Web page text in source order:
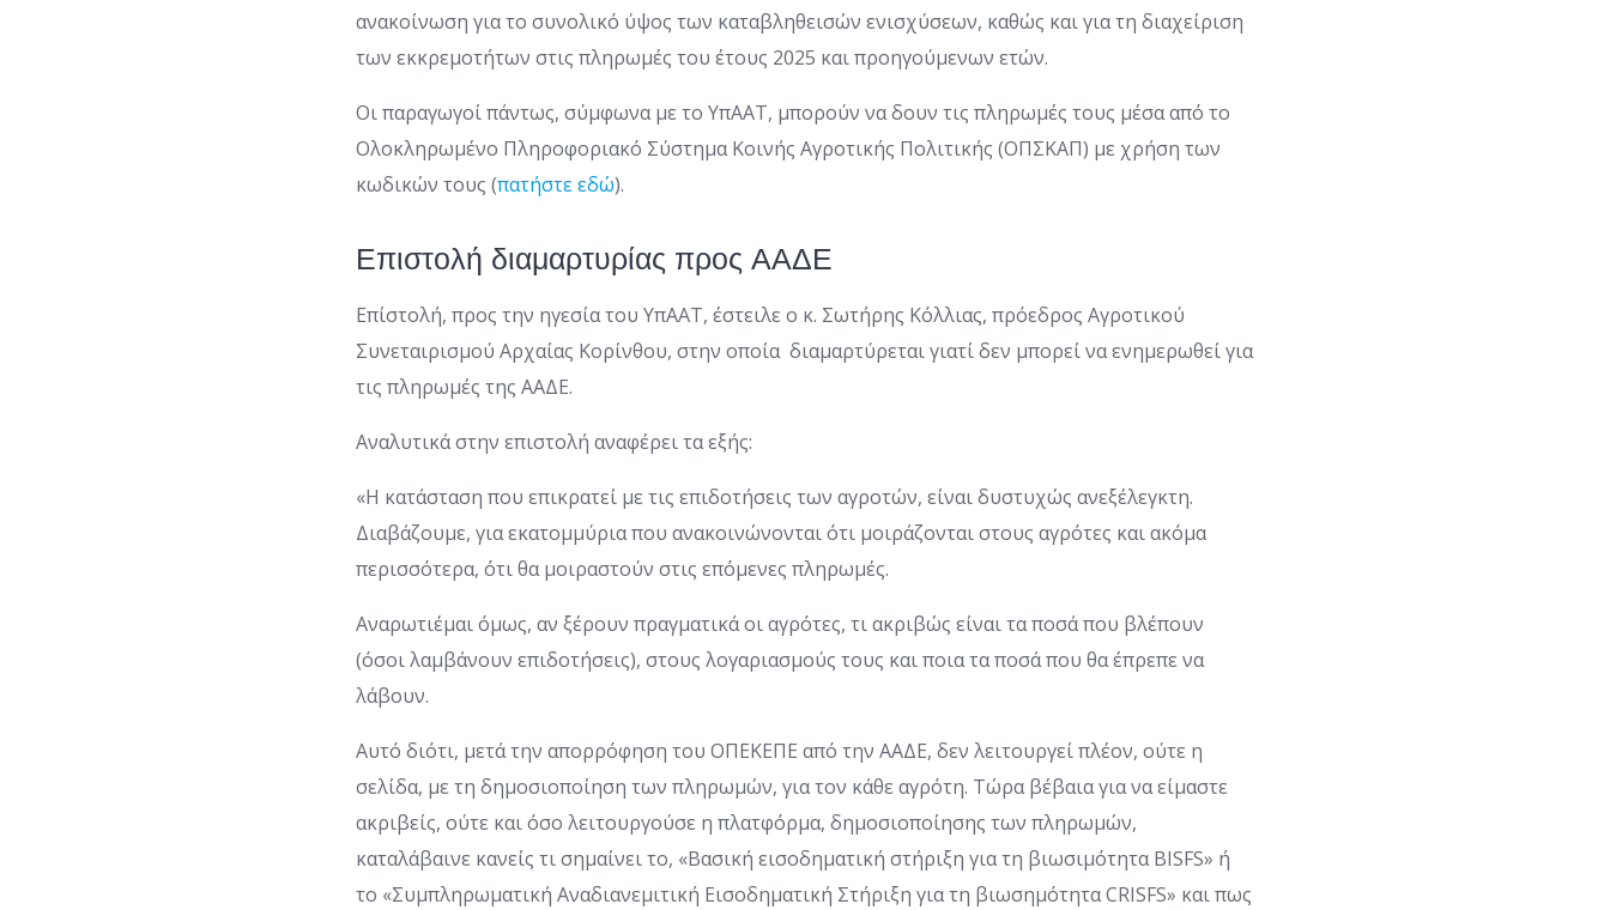
ανακοίνωση για το συνολικό ύψος των καταβληθεισών ενισχύσεων, καθώς και για τη διαχείριση
των εκκρεμοτήτων στις πληρωμές του έτους 2025 και προηγούμενων ετών.
Οι παραγωγοί πάντως, σύμφωνα με το ΥπΑΑΤ, μπορούν να δουν τις πληρωμές τους μέσα από το
Ολοκληρωμένο Πληροφοριακό Σύστημα Κοινής Αγροτικής Πολιτικής (ΟΠΣΚΑΠ) με χρήση των
κωδικών τους (πατήστε εδώ).
Επιστολή διαμαρτυρίας προς ΑΑΔΕ
Επίστολή, προς την ηγεσία του ΥπΑΑΤ, έστειλε ο κ. Σωτήρης Κόλλιας, πρόεδρος Αγροτικού
Συνεταιρισμού Αρχαίας Κορίνθου, στην οποία διαμαρτύρεται γιατί δεν μπορεί να ενημερωθεί για
τις πληρωμές της ΑΑΔΕ.
Αναλυτικά στην επιστολή αναφέρει τα εξής:
«Η κατάσταση που επικρατεί με τις επιδοτήσεις των αγροτών, είναι δυστυχώς ανεξέλεγκτη.
Διαβάζουμε, για εκατομμύρια που ανακοινώνονται ότι μοιράζονται στους αγρότες και ακόμα
περισσότερα, ότι θα μοιραστούν στις επόμενες πληρωμές.
Αναρωτιέμαι όμως, αν ξέρουν πραγματικά οι αγρότες, τι ακριβώς είναι τα ποσά που βλέπουν
(όσοι λαμβάνουν επιδοτήσεις), στους λογαριασμούς τους και ποια τα ποσά που θα έπρεπε να
λάβουν.
Αυτό διότι, μετά την απορρόφηση του ΟΠΕΚΕΠΕ από την ΑΑΔΕ, δεν λειτουργεί πλέον, ούτε η
σελίδα, με τη δημοσιοποίηση των πληρωμών, για τον κάθε αγρότη. Τώρα βέβαια για να είμαστε
ακριβείς, ούτε και όσο λειτουργούσε η πλατφόρμα, δημοσιοποίησης των πληρωμών,
καταλάβαινε κανείς τι σημαίνει το, «Βασική εισοδηματική στήριξη για τη βιωσιμότητα BISFS» ή
το «Συμπληρωματική Αναδιανεμιτική Εισοδηματική Στήριξη για τη βιωσημότητα CRISFS» και πως